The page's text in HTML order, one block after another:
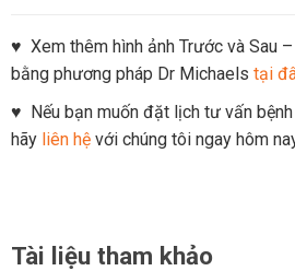
♥ Xem thêm hình ảnh Trước và Sau
bằng phương pháp Dr Michaels tại
♥ Nếu bạn muốn đặt lịch tư vấn
hãy liên hệvới chúng tôi ngay hôm
Tài liệu tham khảo